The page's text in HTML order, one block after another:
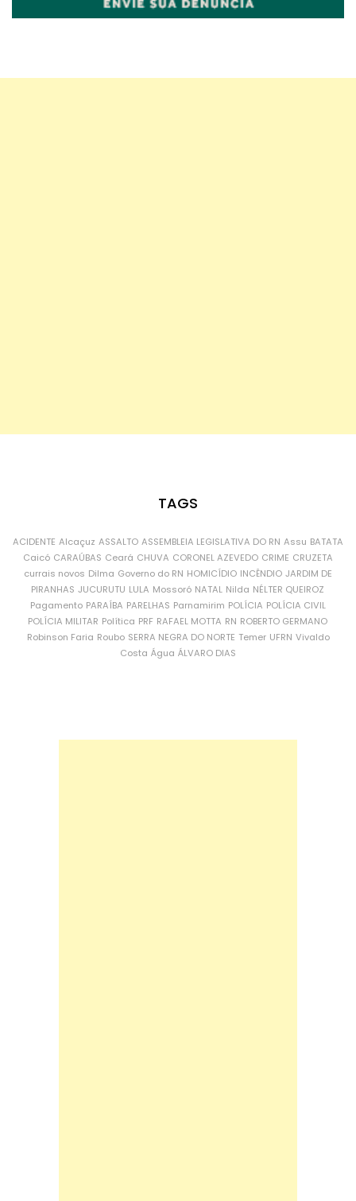
TAGS
ACIDENTE Alcaçuz ASSALTO ASSEMBLEIA LEGISLATIVA DO RN Assu BATATA
Caicó CARAÚBAS Ceará CHUVA CORONEL AZEVEDO CRIME CRUZETA
currais novos Dilma Governo do RN HOMICÍDIO INCÊNDIO JARDIM DE
PIRANHAS JUCURUTU LULA Mossoró NATAL Nilda NÉLTER QUEIROZ
Pagamento PARAÍBA PARELHAS Parnamirim POLÍCIA POLÍCIA CIVIL
POLÍCIA MILITAR Política PRF RAFAEL MOTTA RN ROBERTO GERMANO
Robinson Faria Roubo SERRA NEGRA DO NORTE Temer UFRN Vivaldo
Costa Água ÁLVARO DIAS